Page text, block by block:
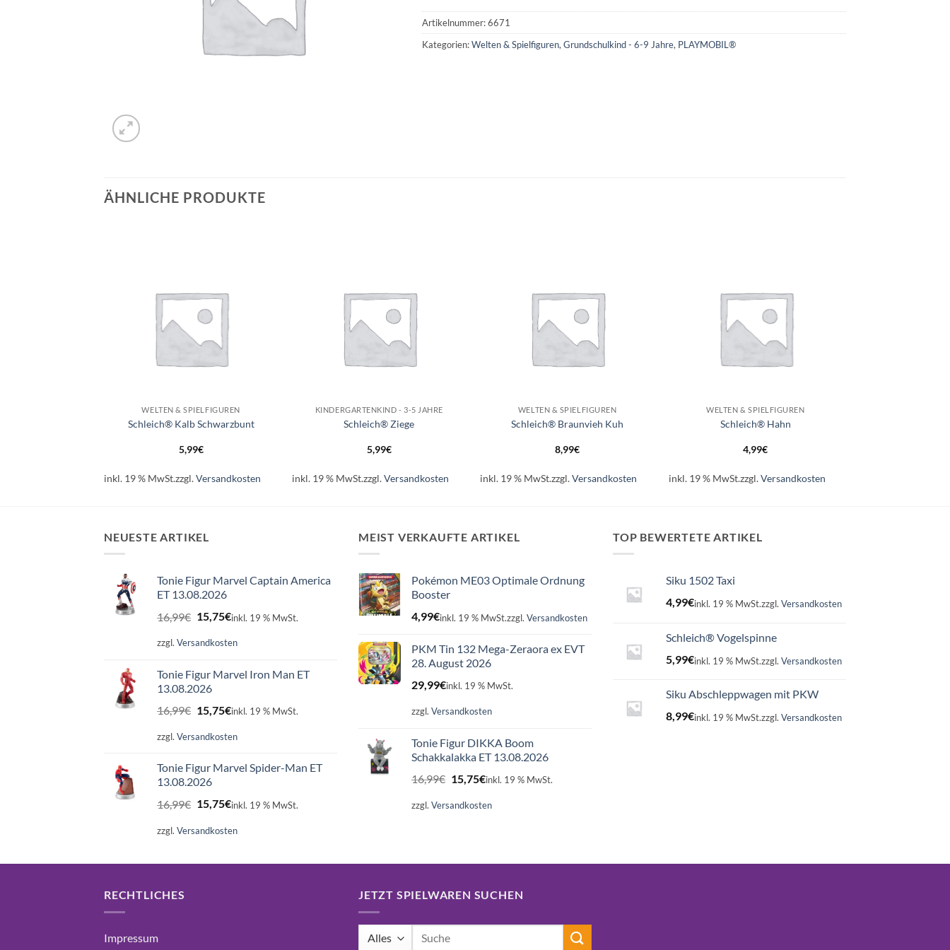
Artikelnummer:6671
Kategorien:Welten & Spielfiguren, Grundschulkind - 6-9 Jahre, PLAYMOBIL®
ÄHNLICHE PRODUKTE
WELTEN & SPIELFIGUREN
Schleich® Kalb Schwarzbunt
5,99€
inkl. 19 % MwSt.zzgl.Versandkosten
KINDERGARTENKIND - 3-5 JAHRE
Schleich® Ziege
5,99€
inkl. 19 % MwSt.zzgl.Versandkosten
WELTEN & SPIELFIGUREN
Schleich® Braunvieh Kuh
8,99€
inkl. 19 % MwSt.zzgl.Versandkosten
WELTEN & SPIELFIGUREN
Schleich® Hahn
4,99€
inkl. 19 % MwSt.zzgl.Versandkosten
NEUESTE ARTIKEL
Tonie Figur Marvel Captain America
ET 13.08.2026
16,99€ Ursprünglicher
war:
15,75€Aktueller
ist:
inkl. 19 % MwSt.
zzgl. Versandkosten
Tonie Figur Marvel Iron Man ET
13.08.2026
16,99€ Ursprünglicher
Preis
war:
15,75€Aktueller
ist:
inkl. 19 % MwSt.
zzgl. Versandkosten
Tonie Figur Marvel Spider-Man ET
13.08.2026
16,99€ Ursprünglicher
war:
15,75€Aktueller
ist:
inkl. 19 % MwSt.
zzgl. Versandkosten
MEIST VERKAUFTE ARTIKEL
Pokémon ME03 Optimale Ordnung
Booster
4,99€inkl. 19 % MwSt.zzgl. Versandkosten
PKM Tin 132 Mega-Zeraora ex EVT
28. August 2026
29,99€inkl. 19 % MwSt.
zzgl. Versandkosten
Tonie Figur DIKKA Boom
Schakkalakka ET 13.08.2026
16,99€ Ursprünglicher
Preis
war:
15,75€Aktueller
ist:
inkl. 19 % MwSt.
zzgl. Versandkosten
TOP BEWERTETE ARTIKEL
Siku 1502 Taxi
4,99€inkl. 19 % MwSt.zzgl. Versandkosten
Schleich® Vogelspinne
5,99€inkl. 19 % MwSt.zzgl. Versandkosten
Siku Abschleppwagen mit PKW
8,99€inkl. 19 % MwSt.zzgl. Versandkosten
RECHTLICHES
Impressum
JETZT SPIELWAREN SUCHEN
Suchen